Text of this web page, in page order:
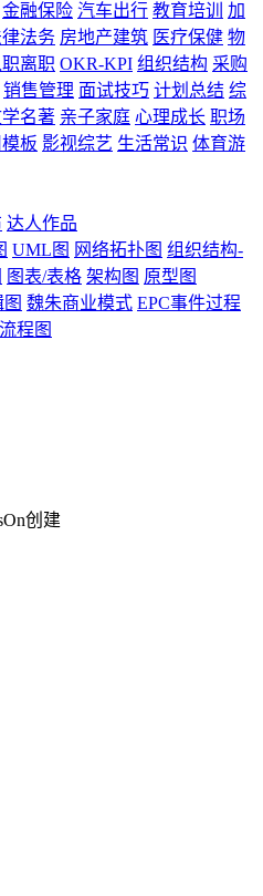
金融保险 汽车出行 教育培训
加
法务 房地产建筑 医疗保健 物
职离职 OKR-KPI 组织结构 采购
销售管理 面试技巧 计划总结 综
名著 亲子家庭 心理成长 职场
板 影视综艺 生活常识 体育游
达人作品
UML图 网络拓扑图 组织结构-
图表/表格 架构图 原型图
魏朱商业模式 EPC事件过程
程图
创建